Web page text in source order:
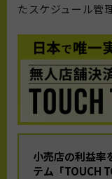
たスケジュール管
小売店の利益率
テム「TOUCH